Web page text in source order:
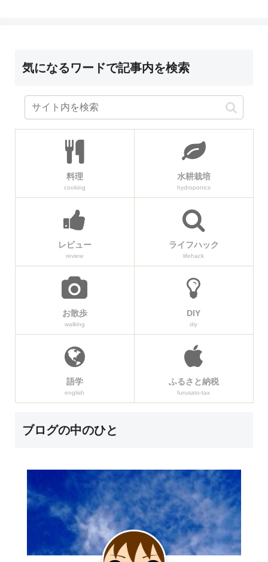
気になるワードで記事内を検索
料理
cooking
水耕栽培
hydroponics
レビュー
review
ライフハック
lifehack
お散歩
walking
DIY
diy
語学
english
ふるさと納税
furusato-tax
ブログの中のひと